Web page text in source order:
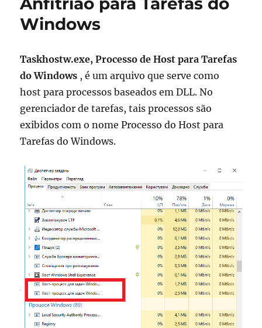
Windows
Taskhostw.exe, Processo de Host para Tarefas
do Windows , é um arquivo que serve como
host para processos baseados em DLL. No
gerenciador de tarefas, tais processos são
exibidos com o nome Processo do Host para
Tarefas do Windows.